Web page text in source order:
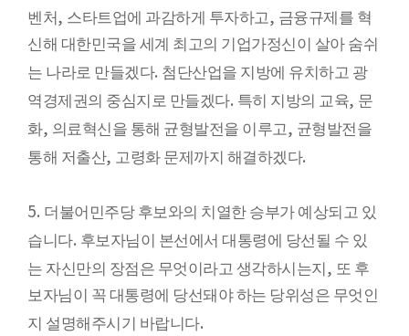
벤처, 스타트업에 과감하게 투자하고, 금융규제를 혁
신해 대한민국을 세계 최고의 기업가정신이 살아 숨쉬
는 나라로 만들겠다. 첨단산업을 지방에 유치하고 광
역경제권의 중심지로 만들겠다. 특히 지방의 교육, 문
화, 의료혁신을 통해 균형발전을 이루고, 균형발전을
통해 저출산, 고령화 문제까지 해결하겠다.
5. 더불어민주당 후보와의 치열한 승부가 예상되고 있
습니다. 후보자님이 본선에서 대통령에 당선될 수 있
는 자신만의 장점은 무엇이라고 생각하시는지 , 또 후
보자님이 꼭 대통령에 당선돼야 하는 당위성은 무엇인
지 설명해주시기 바랍니다.